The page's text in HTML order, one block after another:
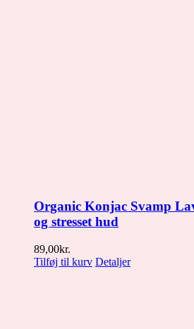
Organic Konjac Svamp
og stresset hud
89,00kr.
Tilføj til kurv Detaljer